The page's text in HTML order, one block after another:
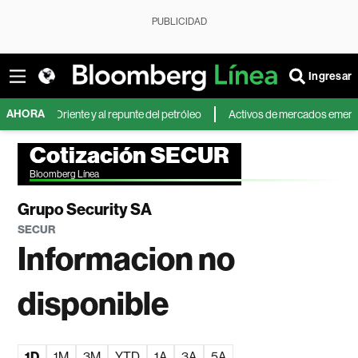
PUBLICIDAD
Ingresar
AHORA
Oriente y al repunte del petróleo Activos de mercados emergentes
Cotización SECUR
Bloomberg Línea
Grupo Security SA
SECUR
Informacion no
disponible